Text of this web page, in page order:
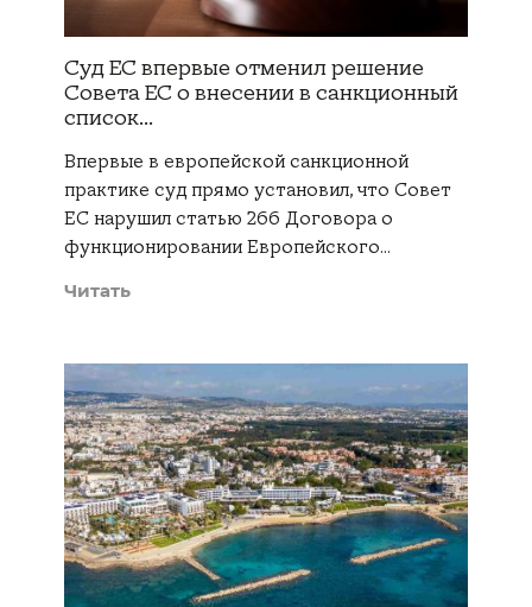
Суд ЕС впервые отменил решение
Совета ЕС о внесении в санкционный
список...
Впервые в европейской санкционной
практике суд прямо установил, что Совет
ЕС нарушил статью 266 Договора о
функционировании Европейского…
Читать